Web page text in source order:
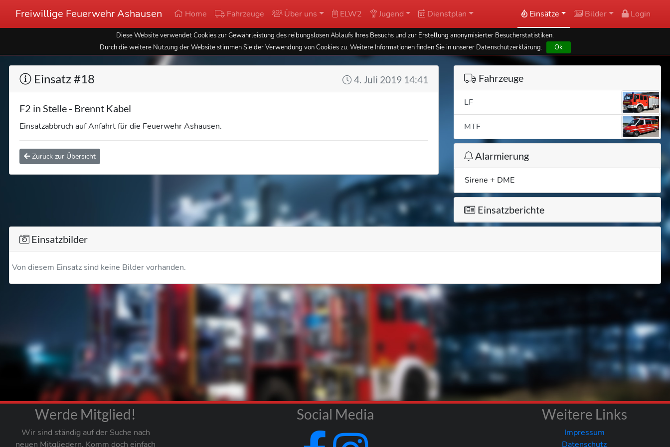
Freiwillige Feuerwehr Ashausen Home Fahrzeuge Über uns ELW2 Jugend Dienstplan Einsätze Bilder Login
Diese Website verwendet Cookies zur Gewährleistung des reibungslosen Ablaufs Ihres Besuchs und zur Erstellung anonymisierter Besucherstatistiken.
Durch die weitere Nutzung der Website stimmen Sie der Verwendung von Cookies zu. Weitere Informationen finden Sie in unserer Datenschutzerklärung.
Ok
Einsatz #18 4. Juli 2019 14:41
F2 in Stelle - Brennt Kabel
Einsatzabbruch auf Anfahrt für die Feuerwehr Ashausen.
Zurück zur Übersicht
Fahrzeuge
LF
MTF
Alarmierung
Sirene + DME
Einsatzberichte
Einsatzbilder
Von diesem Einsatz sind keine Bilder vorhanden.
Werde Mitglied!
Wir sind ständig auf der Suche nach
neuen Mitgliedern. Komm doch einfach
Social Media Weitere Links
Impressum
Datenschutz